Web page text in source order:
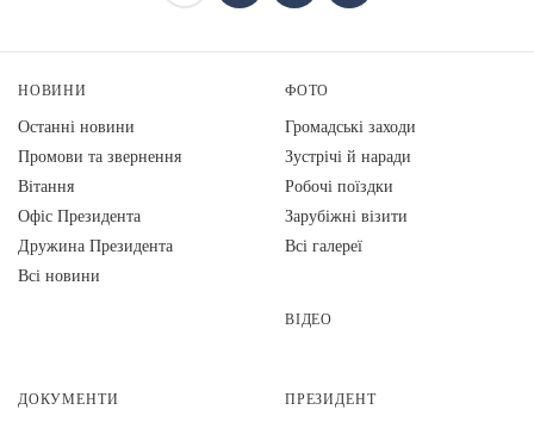
НОВИНИ
Останні новини
Промови та звернення
Вiтання
Офіс Президента
Дружина Президента
Всі новини
ФОТО
Громадські заходи
Зустрічі й наради
Робочі поїздки
Зарубіжні візити
Всі галереї
ВІДЕО
ДОКУМЕНТИ ПРЕЗИДЕНТ